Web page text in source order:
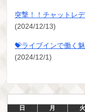
突撃！！チャットレ
(2024/12/13)
💝ライブインで働く
(2024/12/1)
日
月 火